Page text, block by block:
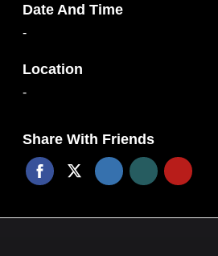
Date And Time
-
Location
-
Share With Friends